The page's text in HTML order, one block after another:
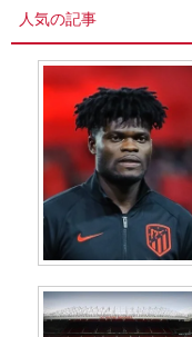
人気の記事